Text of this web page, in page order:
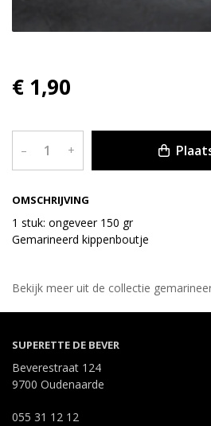
OMSCHRIJVING
1 stuk: ongeveer 150 gr
Gemarineerd kippenboutje
€ 1,90
– +
Bekijk meer uit de collectie
SUPERETTE DE BEVER
Beverestraat 124
9700 Oudenaarde
055 31 12 12